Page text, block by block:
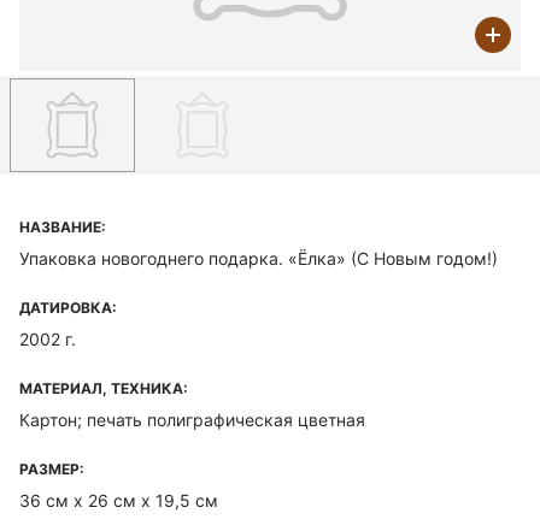
НАЗВАНИЕ:
Упаковка новогоднего подарка. «Ёлка» (С Новым годом!)
ДАТИРОВКА:
2002 г.
МАТЕРИАЛ, ТЕХНИКА:
Картон; печать полиграфическая цветная
РАЗМЕР:
36 см х 26 см х 19,5 см